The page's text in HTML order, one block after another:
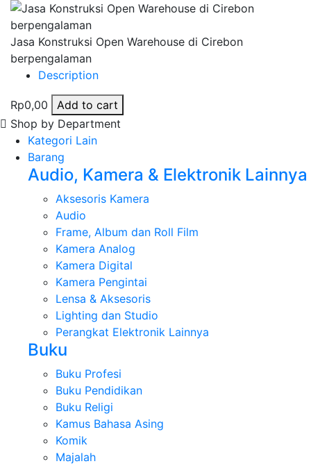
Jasa Konstruksi Open Warehouse di Cirebon
berpengalaman
Description
Rp0,00
Add to cart
Shop by Department
Kategori Lain
Barang
Audio, Kamera & Elektronik Lainnya
Aksesoris Kamera
Audio
Frame, Album dan Roll Film
Kamera Analog
Kamera Digital
Kamera Pengintai
Lensa & Aksesoris
Lighting dan Studio
Perangkat Elektronik Lainnya
Buku
Buku Profesi
Buku Pendidikan
Buku Religi
Kamus Bahasa Asing
Komik
Majalah